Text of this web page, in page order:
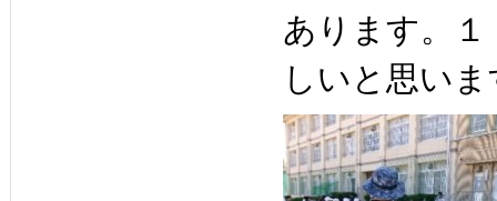
あります。
しいと思い